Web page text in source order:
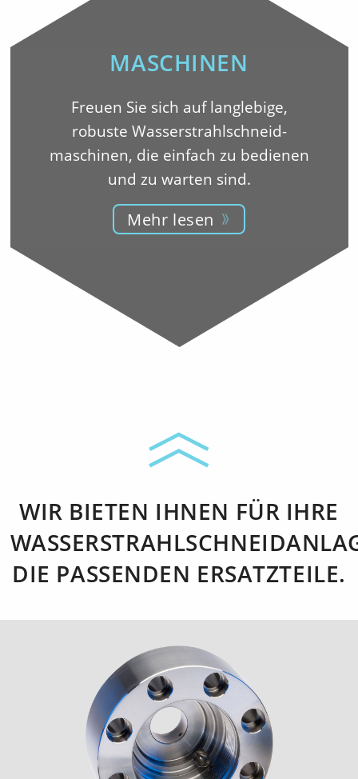
MASCHINEN
Freuen Sie sich auf langlebige,
robuste Wasserstrahlschneid-
maschinen, die einfach zu bedienen
und zu warten sind.
Mehr lesen
WIR BIETEN IHNEN FÜR IHRE
DIE PASSENDEN ERSATZTEILE.